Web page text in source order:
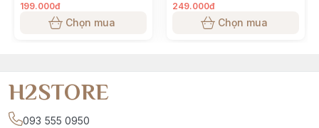
199.000đ
Chọn mua
249.000đ
Chọn mua
H2STORE
093 555 0950